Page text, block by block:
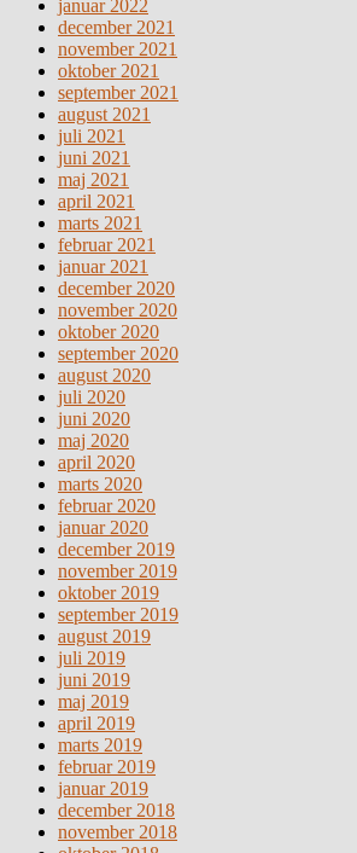
januar 2022
december 2021
november 2021
oktober 2021
september 2021
august 2021
juli 2021
juni 2021
maj 2021
april 2021
marts 2021
februar 2021
januar 2021
december 2020
november 2020
oktober 2020
september 2020
august 2020
juli 2020
juni 2020
maj 2020
april 2020
marts 2020
februar 2020
januar 2020
december 2019
november 2019
oktober 2019
september 2019
august 2019
juli 2019
juni 2019
maj 2019
april 2019
marts 2019
februar 2019
januar 2019
december 2018
november 2018